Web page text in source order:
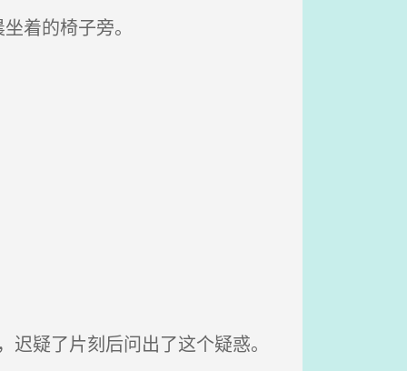
着的椅子旁。
疑了片刻后问出了这个疑惑。